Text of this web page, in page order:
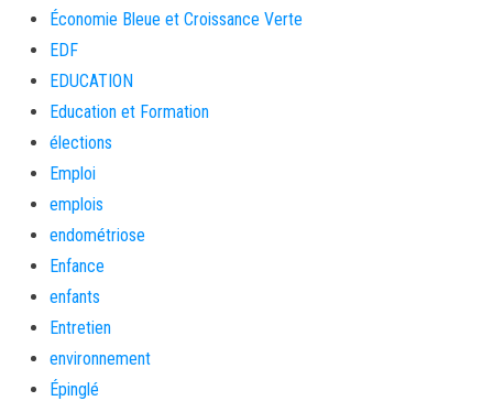
Économie Bleue et Croissance Verte
EDF
EDUCATION
Education et Formation
élections
Emploi
emplois
endométriose
Enfance
enfants
Entretien
environnement
Épinglé